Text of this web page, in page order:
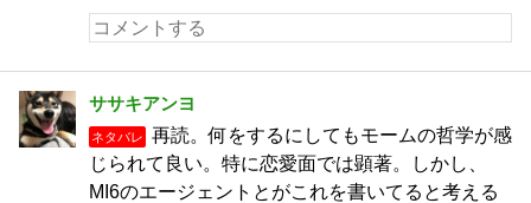
ササキアンヨ
ネタバレ
再読。何をするにしてもモームの哲学が感
じられて良い。特に恋愛面では顕著。しかし、
MI6のエージェントとがこれを書いてると考える